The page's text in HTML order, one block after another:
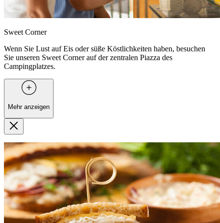
Sweet Corner
Wenn Sie Lust auf Eis oder süße Köstlichkeiten haben, besuchen
Sie unseren Sweet Corner auf der zentralen Piazza des
Campingplatzes.
Mehr anzeigen